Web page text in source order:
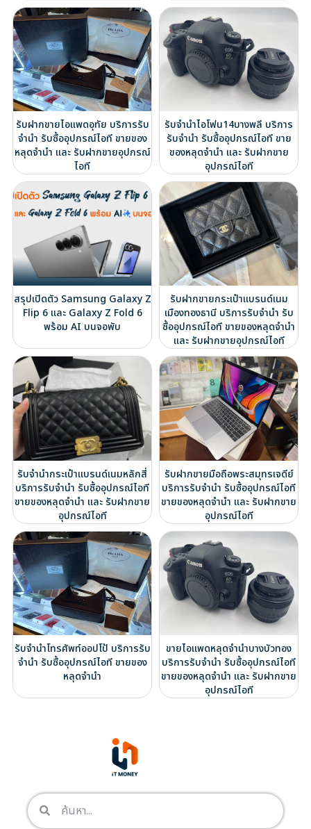
รับฝากขายไอแพดอุทัย บริการรับ
จำนำ รับซื้ออุปกรณ์ไอที ขายของ
หลุดจำนำ และ รับฝากขายอุปกรณ์
ไอที
รับจำนำไอโฟน14บางพลี บริการ
รับจำนำ รับซื้ออุปกรณ์ไอที ขาย
ของหลุดจำนำ และ รับฝากขาย
อุปกรณ์ไอที
สรุปเปิดตัว Samsung Galaxy Z
Flip 6 และ Galaxy Z Fold 6
พร้อม AI บนจอพับ
รับฝากขายกระเป๋าแบรนด์เนม
เมืองทองธานี บริการรับจำนำ รับ
ซื้ออุปกรณ์ไอที ขายของหลุดจำนำ
และ รับฝากขายอุปกรณ์ไอที
รับจำนำกระเป๋าแบรนด์เนมหลักสี่
บริการรับจำนำ รับซื้ออุปกรณ์ไอที
ขายของหลุดจำนำ และ รับฝากขาย
อุปกรณ์ไอที
รับฝากขายมือถือพระสมุทรเจดีย์
บริการรับจำนำ รับซื้ออุปกรณ์ไอที
ขายของหลุดจำนำ และ รับฝากขาย
อุปกรณ์ไอที
รับจำนำโทรศัพท์ออปโป้ บริการรับ
จำนำ รับซื้ออุปกรณ์ไอที ขายของ
หลุดจำนำ
ขายไอแพดหลุดจำนำบางบัวทอง
บริการรับจำนำ รับซื้ออุปกรณ์ไอที
ขายของหลุดจำนำ และ รับฝากขาย
อุปกรณ์ไอที